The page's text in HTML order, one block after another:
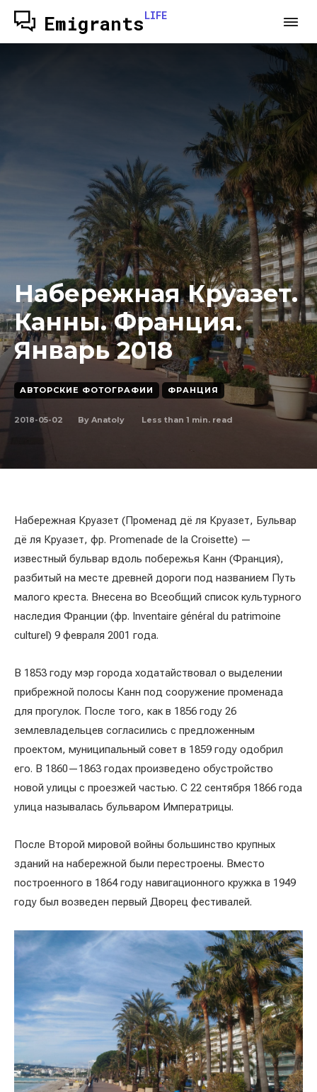
EmigrantsLIFE
Набережная Круазет.
Канны. Франция.
Январь 2018
АВТОРСКИЕ ФОТОГРАФИИ ФРАНЦИЯ
2018-05-02 By Anatoly Less than 1 min. read
Набережная Круазет (Променад дё ля Круазет, Бульвар
дё ля Круазет, фр. Promenade de la Croisette) —
известный бульвар вдоль побережья Канн (Франция),
разбитый на месте древней дороги под названием Путь
малого креста. Внесена во Всеобщий список культурного
наследия Франции (фр. Inventaire général du patrimoine
culturel) 9 февраля 2001 года.
В 1853 году мэр города ходатайствовал о выделении
прибрежной полосы Канн под сооружение променада
для прогулок. После того, как в 1856 году 26
землевладельцев согласились с предложенным
проектом, муниципальный совет в 1859 году одобрил
его. В 1860—1863 годах произведено обустройство
новой улицы с проезжей частью. С 22 сентября 1866 года
улица называлась бульваром Императрицы.
После Второй мировой войны большинство крупных
зданий на набережной были перестроены. Вместо
построенного в 1864 году навигационного кружка в 1949
году был возведен первый Дворец фестивалей.